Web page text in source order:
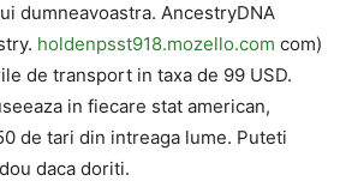
dumneavoastra. AncestryDNA
holdenpsst918.mozello.com com)
de transport in taxa de 99 USD.
in fiecare stat american,
de tari din intreaga lume. Puteti
daca doriti.